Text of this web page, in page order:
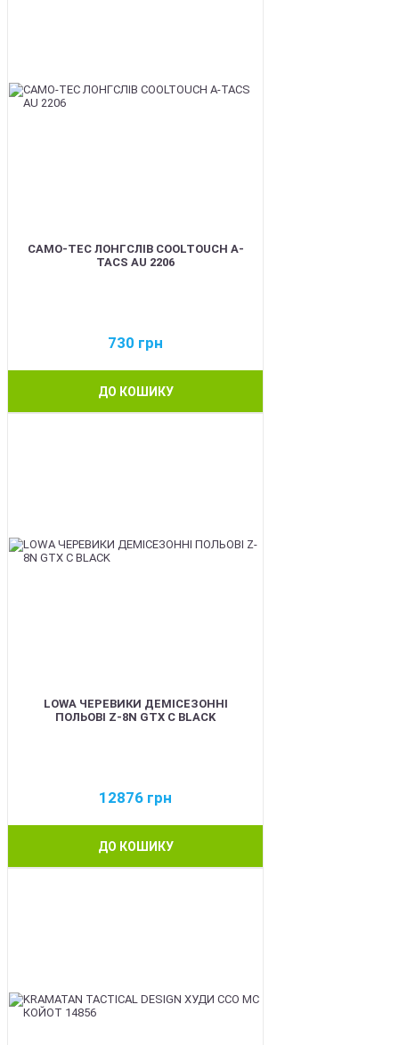
CAMO-TEC ЛОНГСЛІВ COOLTOUCH A-
TACS AU 2206
730 грн
ДО КОШИКУ
LOWA ЧЕРЕВИКИ ДЕМІСЕЗОННІ
ПОЛЬОВІ Z-8N GTX C BLACK
12876 грн
ДО КОШИКУ